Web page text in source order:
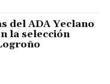
del ADA Yeclano
la selección